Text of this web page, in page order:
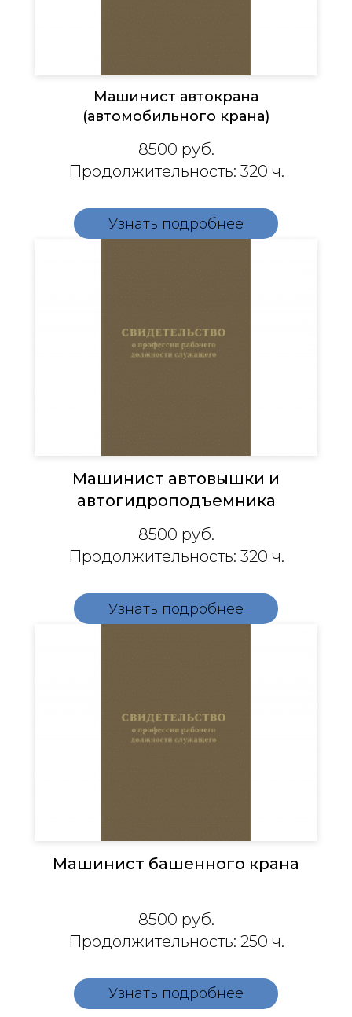
Машинист автокрана
(автомобильного крана)
8500 руб.
Продолжительность: 320 ч.
Узнать подробнее
Машинист автовышки и
автогидроподъемника
8500 руб.
Продолжительность: 320 ч.
Узнать подробнее
Машинист башенного крана
8500 руб.
Продолжительность: 250 ч.
Узнать подробнее